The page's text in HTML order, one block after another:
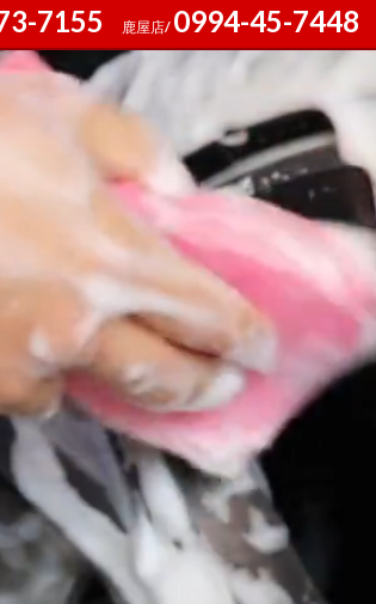
7155 鹿屋店/ 0994-45-7448